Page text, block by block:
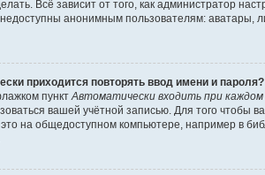
Всё зависит от того, как администратор
анонимным пользователям: аватары,
приходится повторять ввод имени и пароля?
пункт Автоматически входить при
вашей учётной записью. Для того
на общедоступном компьютере, например в